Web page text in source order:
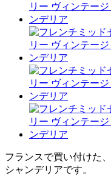
フランスで買い付けた
シャンデリアです。